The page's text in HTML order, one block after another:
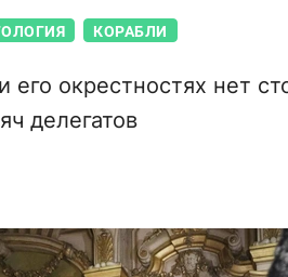
КОРАБЛИ
окрестностях нет
делегатов